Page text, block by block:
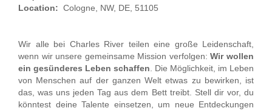
Location: Cologne, NW, DE, 51105
Wir alle bei Charles River teilen eine große Leidenschaft,
wenn wir unsere gemeinsame Mission verfolgen:Wir wollen
ein gesünderes Leben schaffen . Die Möglichkeit, im Leben
von Menschen auf der ganzen Welt etwas zu bewirken, ist
das, was uns jeden Tag aus dem Bett treibt. Stell dir vor, du
könntest deine Talente einsetzen, um neue Entdeckungen